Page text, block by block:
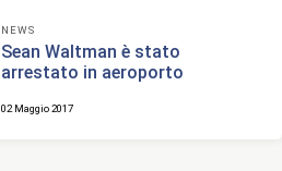
NEWS
Sean Waltman è stato
arrestato in aeroporto
02 Maggio 2017